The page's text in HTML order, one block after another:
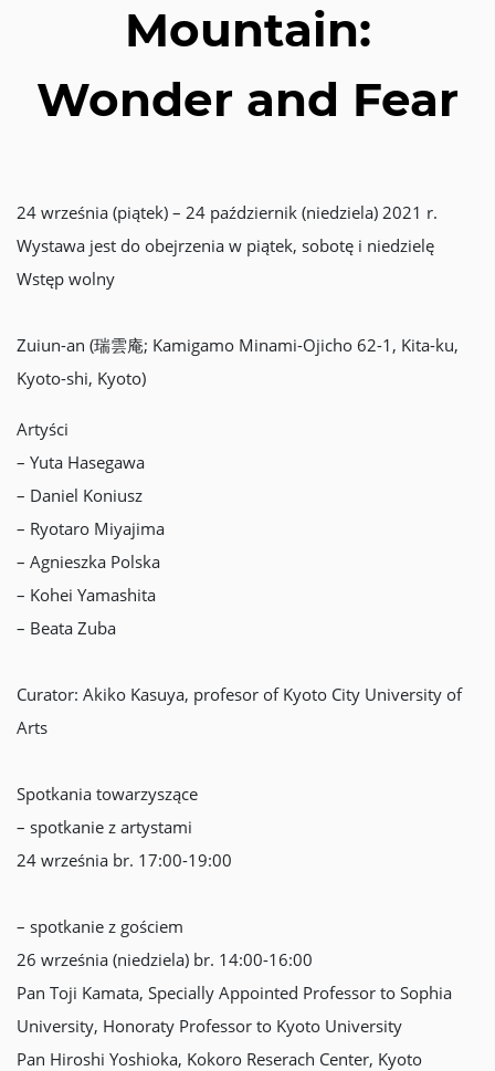
Mountain:
Wonder and Fear
24 września (piątek) – 24 październik (niedziela) 2021 r.
Wystawa jest do obejrzenia w piątek, sobotę i niedzielę
Wstęp wolny
Zuiun-an (瑞雲庵; Kamigamo Minami-Ojicho 62-1, Kita-ku,
Kyoto-shi, Kyoto)
Artyści
– Yuta Hasegawa
– Daniel Koniusz
– Ryotaro Miyajima
– Agnieszka Polska
– Kohei Yamashita
– Beata Zuba
Curator: Akiko Kasuya, profesor of Kyoto City University of
Arts
Spotkania towarzyszące
– spotkanie z artystami
24 września br. 17:00-19:00
– spotkanie z gościem
26 września (niedziela) br. 14:00-16:00
Pan Toji Kamata, Specially Appointed Professor to Sophia
University, Honoraty Professor to Kyoto University
Pan Hiroshi Yoshioka, Kokoro Reserach Center, Kyoto